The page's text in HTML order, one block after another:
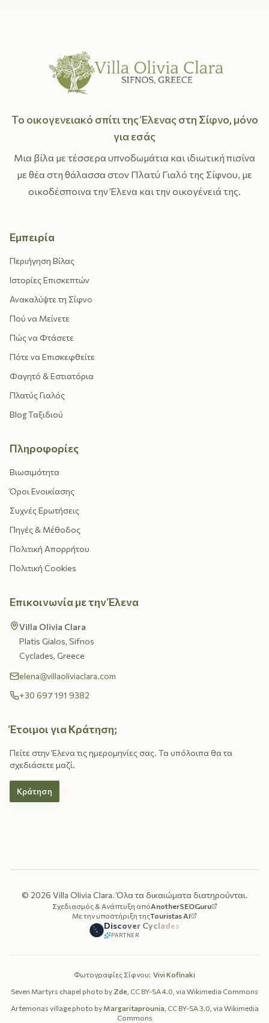
Το οικογενειακό σπίτι της Έλενας στη Σίφνο, μόνο
για εσάς
Μια βίλα με τέσσερα υπνοδωμάτια και ιδιωτική πισίνα
με θέα στη θάλασσα στον Πλατύ Γιαλό της Σίφνου, με
οικοδέσποινα την Έλενα και την οικογένειά της.
Εμπειρία
Περιήγηση Βίλας
Ιστορίες Επισκεπτών
Ανακαλύψτε τη Σίφνο
Πού να Μείνετε
Πώς να Φτάσετε
Πότε να Επισκεφθείτε
Φαγητό & Εστιατόρια
Πλατύς Γιαλός
Blog Ταξιδιού
Πληροφορίες
Βιωσιμότητα
Όροι Ενοικίασης
Συχνές Ερωτήσεις
Πηγές & Μέθοδος
Πολιτική Απορρήτου
Πολιτική Cookies
Επικοινωνία με την Έλενα
Villa Olivia Clara
Platis Gialos, Sifnos
Cyclades, Greece
elena@villaoliviaclara.com
+30 697 191 9382
Έτοιμοι για Κράτηση;
Πείτε στην Έλενα τις ημερομηνίες σας. Τα υπόλοιπα θα τα
σχεδιάσετε μαζί.
Κράτηση
© 2026 Villa Olivia Clara.Όλα τα δικαιώματα διατηρούνται.
Σχεδιασμός & Ανάπτυξη απόAnotherSEOGuru
Με την υποστήριξη τηςTouristas AI
Discover Cyclades
PARTNER
Φωτογραφίες Σίφνου: Vivi Kofinaki
Seven Martyrs chapel photo by Zde, CC BY-SA 4.0, via Wikimedia Commons
Artemonas village photo by Margaritaprounia, CC BY-SA 3.0, via Wikimedia
Commons